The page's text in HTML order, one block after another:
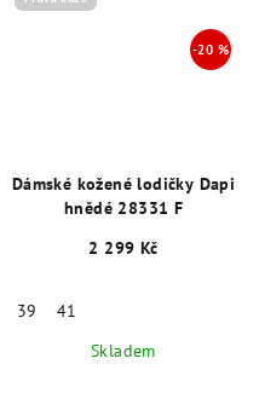
Dámské kožené lodičky Dapi
hnědé 28331 F
2 299 Kč
39
41
Skladem